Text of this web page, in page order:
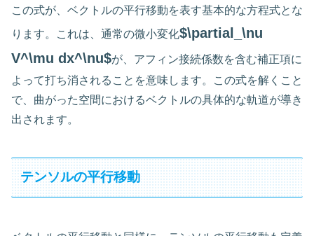
この式が、ベクトルの平行移動を表す基本的な方程式とな
ります。これは、通常の微小変化$\partial_\nu
V^\mu dx^\nu$が、アフィン接続係数を含む補正項に
よって打ち消されることを意味します。この式を解くこと
で、曲がった空間におけるベクトルの具体的な軌道が導き
出されます。
テンソルの平行移動